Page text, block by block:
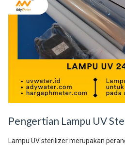
Pengertian Lampu UV
Lampu UV sterilizer merupakan